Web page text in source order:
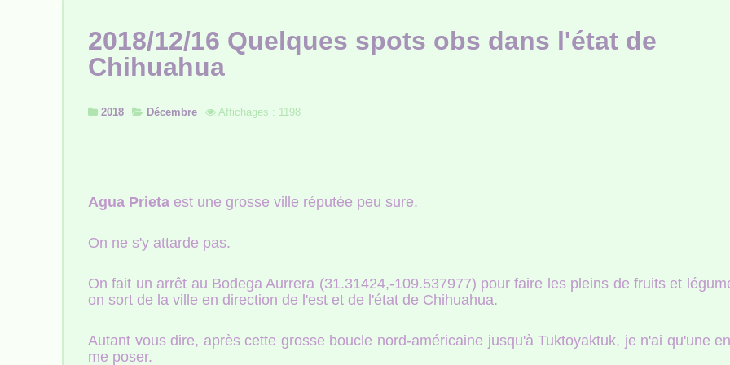
2018/12/16 Quelques spots obs dans l'état de
Chihuahua
2018 Décembre Affichages : 1198
Agua Prieta est une grosse ville réputée peu sure.
On ne s'y attarde pas.
On fait un arrêt au Bodega Aurrera (31.31424,-109.537977) pour faire les pleins de fruits et
on sort de la ville en direction de l'est et de l'état de Chihuahua.
Autant vous dire, après cette grosse boucle nord-américaine jusqu'à Tuktoyaktuk, je n'ai qu'une
me poser.